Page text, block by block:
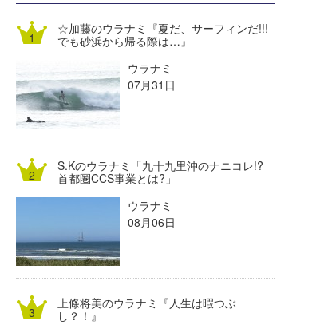
熊谷素子
植村未来
NOBUFUKU
大野”MAR”修聖
喜納海人
ECE
G◎Da
H
KID
KOBU
MIN
mitz
OYZ
☆加藤のウラナミ『夏だ、サーフィンだ!!!
でも砂浜から帰る際は…』
ウラナミ
07月31日
S.Kのウラナミ「九十九里沖のナニコレ!?
首都圏CCS事業とは?」
ウラナミ
08月06日
上條将美のウラナミ『人生は暇つぶ
し？！』